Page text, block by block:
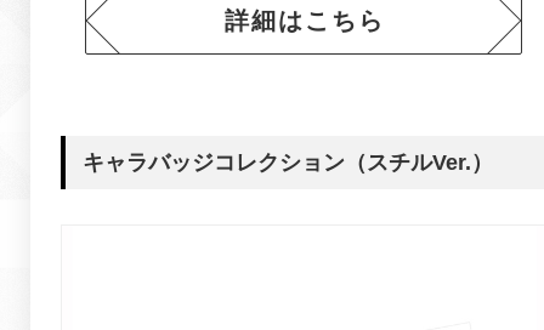
詳細はこちら
キャラバッジコレクション（スチルVer.）